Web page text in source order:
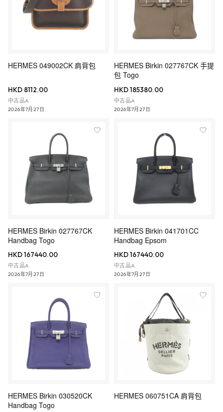
HERMES 049002CK 肩背包
HKD 8112.00
中古品A
2026年7月27日
HERMES Birkin 027767CK 手提
包 Togo
HKD 185380.00
中古品A
2026年7月27日
HERMES Birkin 027767CK
Handbag Togo
HKD 167440.00
中古品A
2026年7月27日
HERMES Birkin 041701CC
Handbag Epsom
HKD 167440.00
中古品A
2026年7月27日
HERMES Birkin 030520CK
Handbag Togo
HERMES 060751CA 肩背包